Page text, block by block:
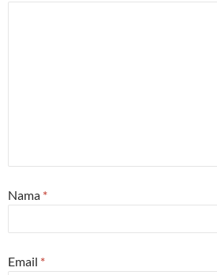
Nama *
Email *